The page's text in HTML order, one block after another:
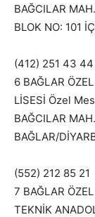
BAĞCILAR
BLOK NO: 101
(412) 251 43 44
6 BAĞLAR
LİSESİ Özel
BAĞCILAR
BAĞLAR/
(552) 212 85 21
7 BAĞLAR
TEKNİK